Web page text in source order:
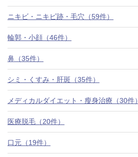
ニキビ・ニキビ跡・毛穴（59件）
輪郭・小顔（46件）
鼻（35件）
シミ・くすみ・肝斑（35件）
メディカルダイエット・瘦身治療（30件）
医療脱毛（20件）
口元（19件）